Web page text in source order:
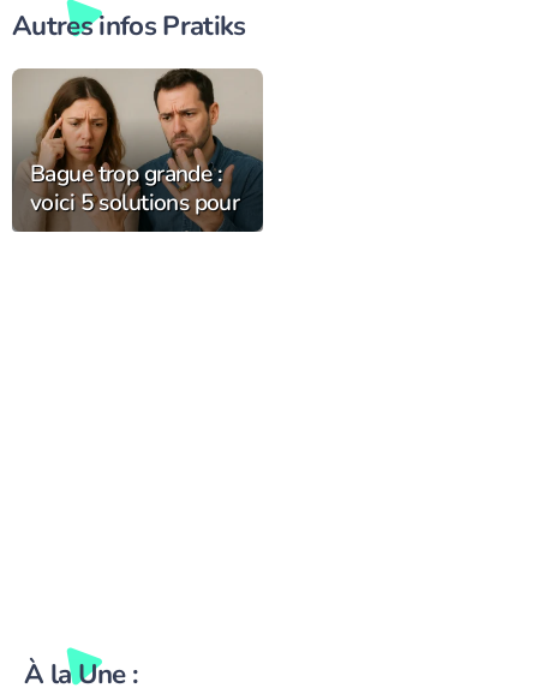
Autres infos Pratiks
Bague trop grande :
voici 5 solutions pour
la resserrer
À la Une :